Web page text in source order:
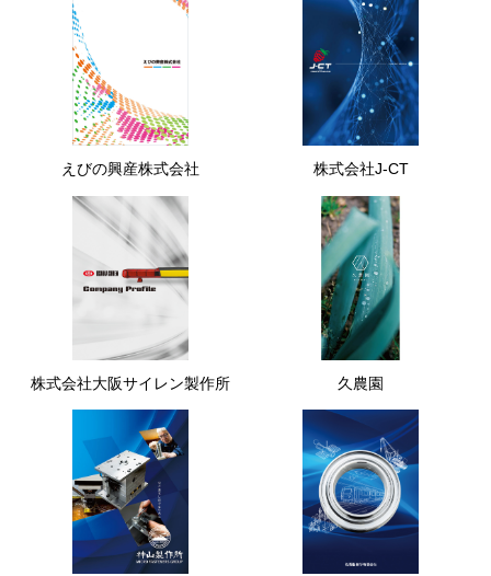
えびの興産株式会社 株式会社J-CT
株式会社大阪サイレン製作所 久農園